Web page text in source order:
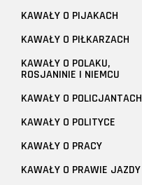
KAWAŁY O PIJAKACH
KAWAŁY O PIŁKARZACH
KAWAŁY O POLAKU,
ROSJANINIE I NIEMCU
KAWAŁY O POLICJANTACH
KAWAŁY O POLITYCE
KAWAŁY O PRACY
KAWAŁY O PRAWIE JAZDY